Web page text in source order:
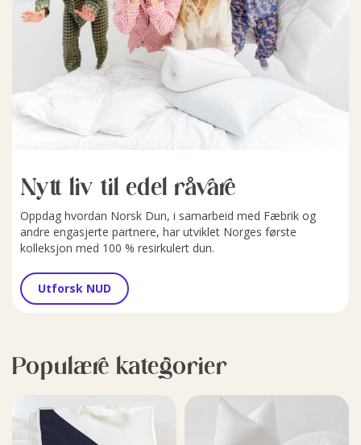
Nytt liv til edel råvare
Oppdag hvordan Norsk Dun, i samarbeid med Fæbrik og
andre engasjerte partnere, har utviklet Norges første
kolleksjon med 100 % resirkulert dun.
Utforsk NUD
Populære kategorier